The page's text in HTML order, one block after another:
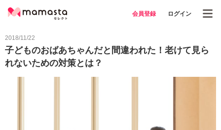
会員登録 ログイン
2018/11/22
子どものおばあちゃんだと間違われた！老けて見ら
れないための対策とは？